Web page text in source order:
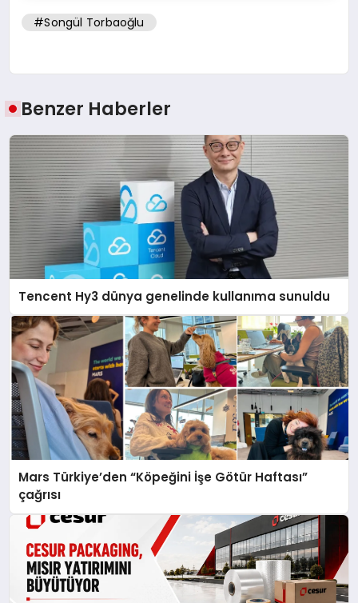
#Songül Torbaoğlu
Benzer Haberler
Tencent Hy3 dünya genelinde kullanıma sunuldu
Mars Türkiye’den “Köpeğini İşe Götür Haftası”
çağrısı